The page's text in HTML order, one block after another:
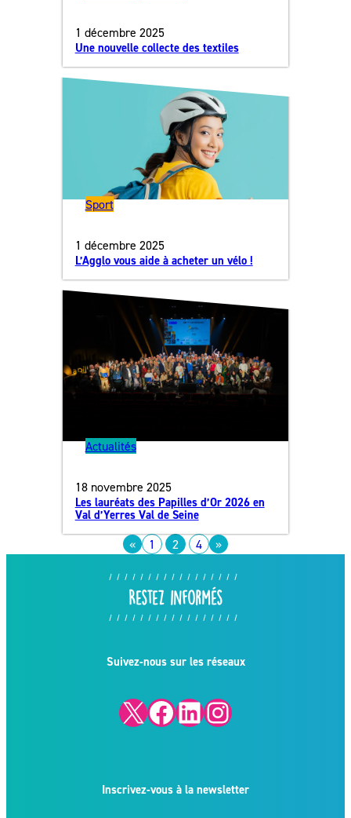
1 décembre 2025
Une nouvelle collecte des textiles
Sport
1 décembre 2025
L’Agglo vous aide à acheter un vélo !
Actualités
18 novembre 2025
Les lauréats des Papilles d’Or 2026 en
Val d’Yerres Val de Seine
« 1 2 4 »
Restez informés
Suivez-nous sur les réseaux
X Facebook LinkedIn Instagram
Inscrivez-vous à la newsletter